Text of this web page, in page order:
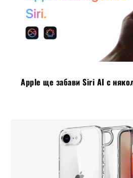
Apple ще забави Siri AI с